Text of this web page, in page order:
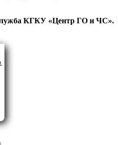
КГКУ «Центр ГО и ЧС».